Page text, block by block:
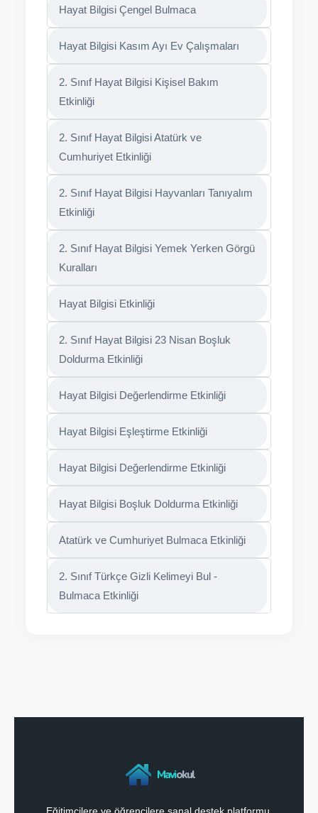
Hayat Bilgisi Çengel Bulmaca
Hayat Bilgisi Kasım Ayı Ev Çalışmaları
2. Sınıf Hayat Bilgisi Kişisel Bakım
Etkinliği
2. Sınıf Hayat Bilgisi Atatürk ve
Cumhuriyet Etkinliği
2. Sınıf Hayat Bilgisi Hayvanları Tanıyalım
Etkinliği
2. Sınıf Hayat Bilgisi Yemek Yerken Görgü
Kuralları
Hayat Bilgisi Etkinliği
2. Sınıf Hayat Bilgisi 23 Nisan Boşluk
Doldurma Etkinliği
Hayat Bilgisi Değerlendirme Etkinliği
Hayat Bilgisi Eşleştirme Etkinliği
Hayat Bilgisi Değerlendirme Etkinliği
Hayat Bilgisi Boşluk Doldurma Etkinliği
Atatürk ve Cumhuriyet Bulmaca Etkinliği
2. Sınıf Türkçe Gizli Kelimeyi Bul -
Bulmaca Etkinliği
Maviokul